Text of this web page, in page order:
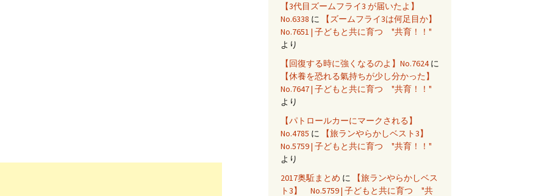
【3代目ズームフライ3 が届いたよ】
No.6338 に
【ズームフライ3は何足目か】
No.7651 | 子どもと共に育つ "共育！！"
より
【回復する時に強くなるのよ】No.7624に
【休養を恐れる氣持ちが少し分かった】
No.7647 | 子どもと共に育つ "共育！！"
より
【パトロールカーにマークされる】
No.4785 に
【旅ランやらかしベスト3】
No.5759 | 子どもと共に育つ "共育！！"
より
2017奥駈まとめ に
【旅ランやらかしベス
ト3】 No.5759 | 子どもと共に育つ "共